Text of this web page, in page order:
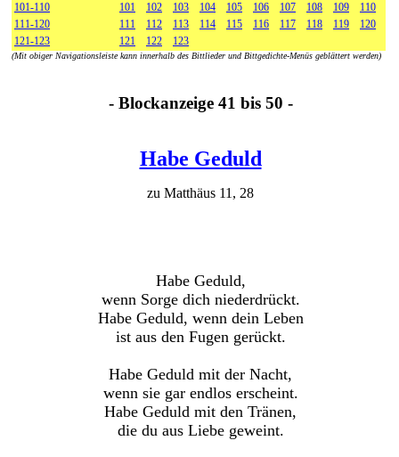
101-110
101 102 103 104 105 106 107 108 109
110
111-120
111 112 113 114 115 116 117 118 119
120
121-123
121 122 123
(Mit obiger Navigationsleiste kann innerhalb des Bittlieder und Bittgedichte-Menüs geblättert werden)
- Blockanzeige 41 bis 50 -
Habe Geduld
zu Matthäus 11, 28
Habe Geduld,
wenn Sorge dich niederdrückt.
Habe Geduld, wenn dein Leben
ist aus den Fugen gerückt.
Habe Geduld mit der Nacht,
wenn sie gar endlos erscheint.
Habe Geduld mit den Tränen,
die du aus Liebe geweint.